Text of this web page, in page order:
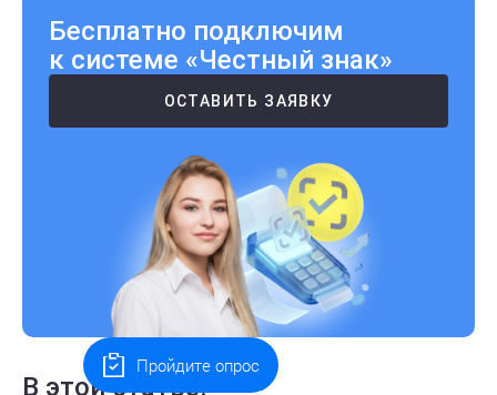
Бесплатно подключим
к системе «Честный знак»
ОСТАВИТЬ ЗАЯВКУ
В этой статье:
Пройдите опрос